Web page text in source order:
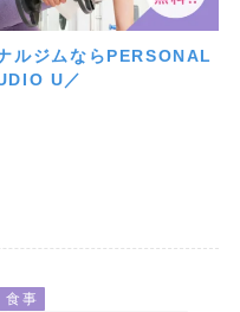
ルジムならPERSONAL
U／
食事